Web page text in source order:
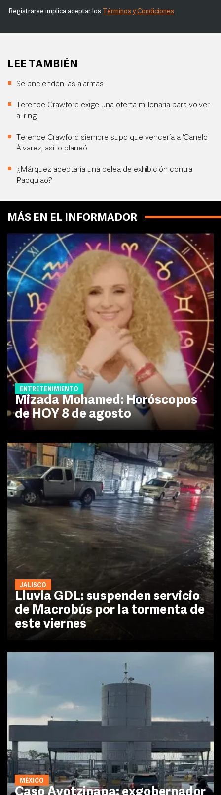
Registrarse implica aceptar los Términos y Condiciones
LEE TAMBIÉN
Se encienden las alarmas
Terence Crawford exige una oferta millonaria para volver
al ring
Terence Crawford siempre supo que vencería a 'Canelo'
Álvarez, así lo planeó
¿Márquez aceptaría una pelea de exhibición contra
Pacquiao?
MÁS EN EL INFORMADOR
ENTRETENIMIENTO
Mizada Mohamed: Horóscopos
de HOY 8 de agosto
JALISCO
Lluvia GDL: suspenden servicio
de Macrobús por la tormenta de
este viernes
MÉXICO